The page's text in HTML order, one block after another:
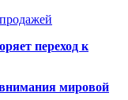
переход к
мировой